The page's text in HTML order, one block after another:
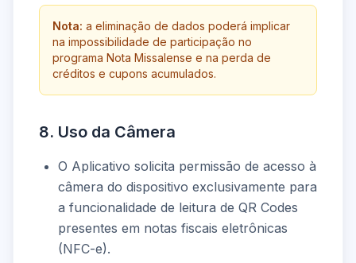
Nota: a eliminação de dados poderá implicar
na impossibilidade de participação no
programa Nota Missalense e na perda de
créditos e cupons acumulados.
8. Uso da Câmera
O Aplicativo solicita permissão de acesso à
câmera do dispositivo exclusivamente para
a funcionalidade de leitura de QR Codes
presentes em notas fiscais eletrônicas
(NFC-e).